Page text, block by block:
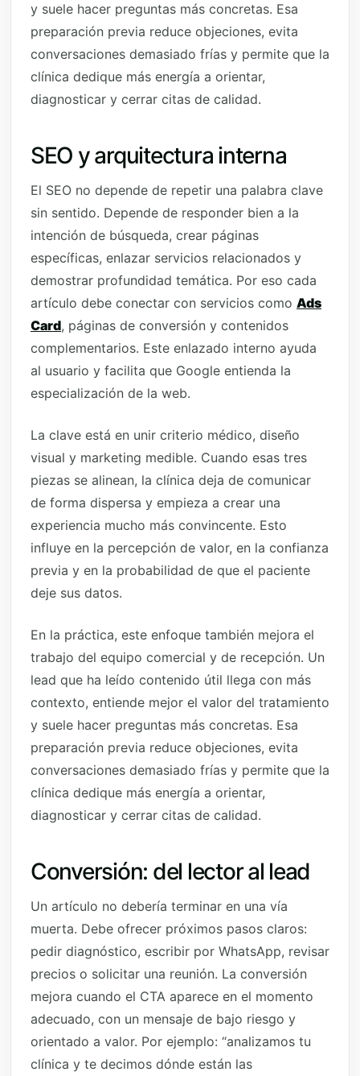
y suele hacer preguntas más concretas. Esa
preparación previa reduce objeciones, evita
conversaciones demasiado frías y permite que la
clínica dedique más energía a orientar,
diagnosticar y cerrar citas de calidad.
SEO y arquitectura interna
El SEO no depende de repetir una palabra clave
sin sentido. Depende de responder bien a la
intención de búsqueda, crear páginas
específicas, enlazar servicios relacionados y
demostrar profundidad temática. Por eso cada
artículo debe conectar con servicios como Ads
Card, páginas de conversión y contenidos
complementarios. Este enlazado interno ayuda
al usuario y facilita que Google entienda la
especialización de la web.
La clave está en unir criterio médico, diseño
visual y marketing medible. Cuando esas tres
piezas se alinean, la clínica deja de comunicar
de forma dispersa y empieza a crear una
experiencia mucho más convincente. Esto
influye en la percepción de valor, en la confianza
previa y en la probabilidad de que el paciente
deje sus datos.
En la práctica, este enfoque también mejora el
trabajo del equipo comercial y de recepción. Un
lead que ha leído contenido útil llega con más
contexto, entiende mejor el valor del tratamiento
y suele hacer preguntas más concretas. Esa
preparación previa reduce objeciones, evita
conversaciones demasiado frías y permite que la
clínica dedique más energía a orientar,
diagnosticar y cerrar citas de calidad.
Conversión: del lector al lead
Un artículo no debería terminar en una vía
muerta. Debe ofrecer próximos pasos claros:
pedir diagnóstico, escribir por WhatsApp, revisar
precios o solicitar una reunión. La conversión
mejora cuando el CTA aparece en el momento
adecuado, con un mensaje de bajo riesgo y
orientado a valor. Por ejemplo: “analizamos tu
clínica y te decimos dónde están las